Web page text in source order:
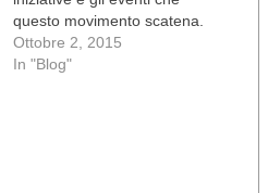
questo movimento scatena.
n Il 24 Ottobre 2015 è Linux
Day… n … E MercUsa sarà
Ottobre 2, 2015
In "Blog"